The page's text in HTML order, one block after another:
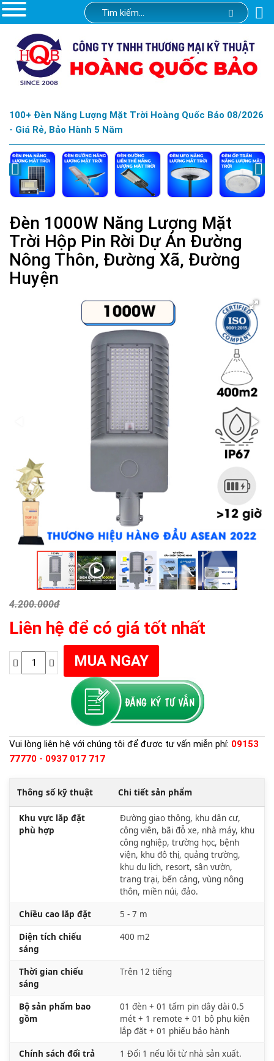
100+ Đèn Năng Lượng Mặt Trời Hoàng Quốc Bảo 08/2026
- Giá Rẻ, Bảo Hành 5 Năm
Đèn 1000W Năng Lượng Mặt
Trời Hộp Pin Rời Dự Án Đường
Nông Thôn, Đường Xã, Đường
Huyện
4.200.000đ
Liên hệ để có giá tốt nhất
Vui lòng liên hệ với chúng tôi để được tư vấn miễn phí: 09153
77770 - 0937 017 717
Thông số kỹ thuật Chi tiết sản phẩm
Khu vực lắp đặt
phù hợp
Đường giao thông, khu dân cư,
công viên, bãi đỗ xe, nhà máy, khu
công nghiệp, trường học, bệnh
viện, khu đô thị, quảng trường,
khu du lịch, resort, sân vườn,
trang trại, bến cảng, vùng nông
thôn, miền núi, đảo.
Chiều cao lắp đặt 5 - 7 m
Diện tích chiếu
sáng
400 m2
Thời gian chiếu
sáng
Trên 12 tiếng
Bộ sản phẩm bao
gồm
01 đèn + 01 tấm pin dây dài 0.5
mét + 1 remote + 01 bộ phụ kiện
lắp đặt + 01 phiếu bảo hành
Chính sách đổi trả 1 Đổi 1 nếu lỗi từ nhà sản xuất.